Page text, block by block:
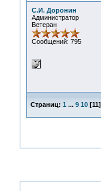
С.И. Доронин
Администратор
Ветеран
Сообщений: 795
Страниц: 1 ... 9 10[11]